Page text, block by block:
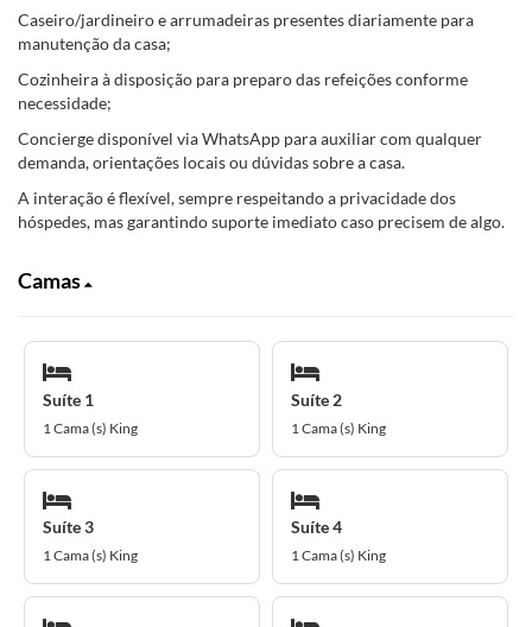
Caseiro/jardineiro e arrumadeiras presentes diariamente para
manutenção da casa;
Cozinheira à disposição para preparo das refeições conforme
necessidade;
Concierge disponível via WhatsApp para auxiliar com qualquer
demanda, orientações locais ou dúvidas sobre a casa.
A interação é flexível, sempre respeitando a privacidade dos
hóspedes, mas garantindo suporte imediato caso precisem de algo.
Camas
Suíte 1
1 Cama (s) King
Suíte 2
1 Cama (s) King
Suíte 3
1 Cama (s) King
Suíte 4
1 Cama (s) King